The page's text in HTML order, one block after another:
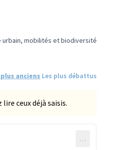
résultats de la catégorie : Espace
urbain, mobilités et biodiversité
plus anciens Les plus débattus
ceux déjà saisis.
…